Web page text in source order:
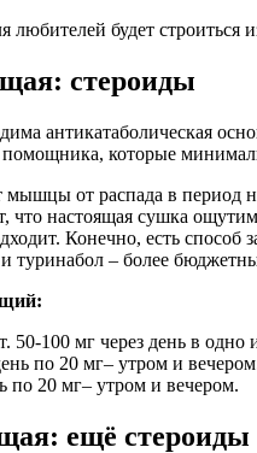
будет строиться
стероиды
антикатаболическая
помощника, которые
от распада в период
что настоящая сушка
Конечно, есть способ
туринабол – более
50-100 мг через день в одно
по 20 мг– утром и
по 20 мг– утром и вечером.
ещё стероиды